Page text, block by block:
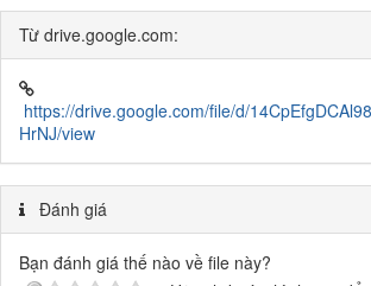
Từ drive.google.com:
https://drive.google.com/file/d/
HrNJ/view
Đánh giá
Bạn đánh giá thế nào về file này?